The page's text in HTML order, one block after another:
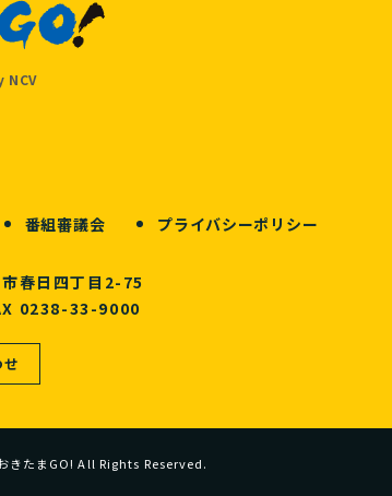
NCV
番組審議会 プライバシーポリシー
春日四丁目2-75
0238-33-9000
きたまGO! All Rights Reserved.